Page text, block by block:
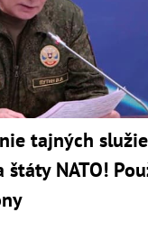
tajných
NATO!